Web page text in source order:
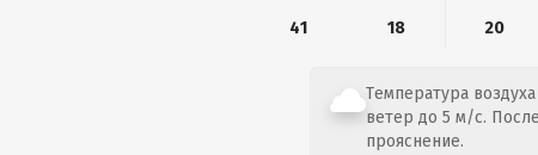
41
18 20
Температура
ветер до 5 м/с.
прояснение.